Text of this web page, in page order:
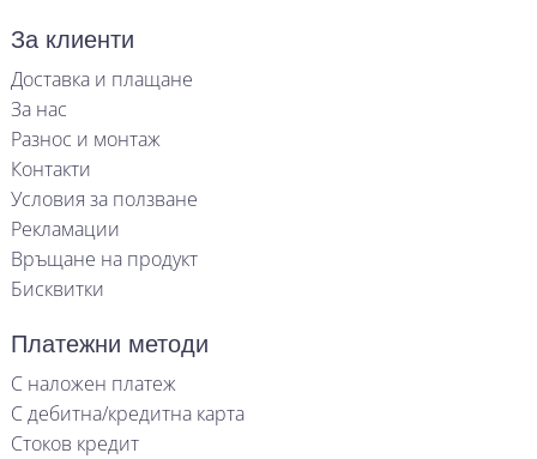
За клиенти
Доставка и плащане
За нас
Разнос и монтаж
Контакти
Условия за ползване
Рекламации
Връщане на продукт
Бисквитки
Платежни методи
С наложен платеж
С дебитна/кредитна карта
Стоков кредит